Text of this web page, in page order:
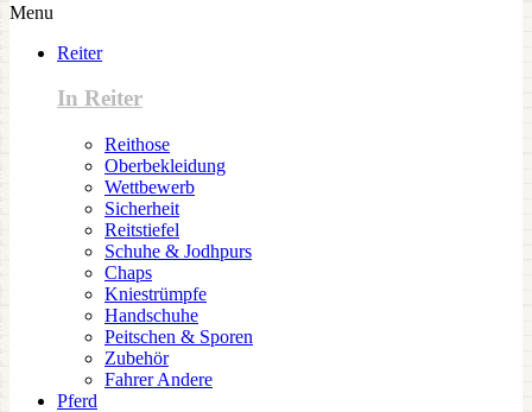
Menu
Reiter
In Reiter
Reithose
Oberbekleidung
Wettbewerb
Sicherheit
Reitstiefel
Schuhe & Jodhpurs
Chaps
Kniestrümpfe
Handschuhe
Peitschen & Sporen
Zubehör
Fahrer Andere
Pferd